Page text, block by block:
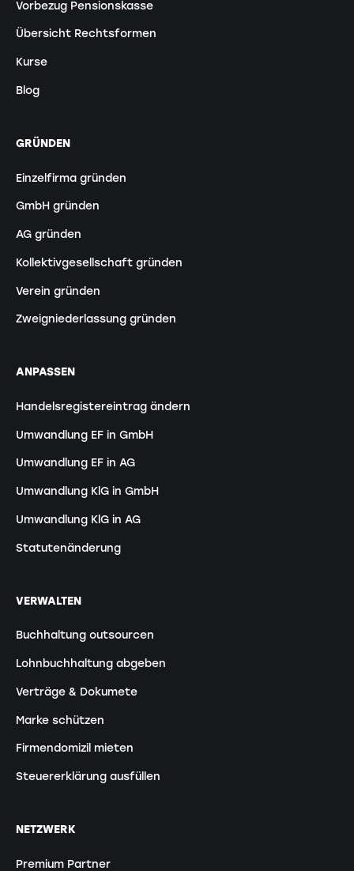
Vorbezug Pensionskasse
Übersicht Rechtsformen
Kurse
Blog
GRÜNDEN
Einzelfirma gründen
GmbH gründen
AG gründen
Kollektivgesellschaft gründen
Verein gründen
Zweigniederlassung gründen
ANPASSEN
Handelsregistereintrag ändern
Umwandlung EF in GmbH
Umwandlung EF in AG
Umwandlung KlG in GmbH
Umwandlung KlG in AG
Statutenänderung
VERWALTEN
Buchhaltung outsourcen
Lohnbuchhaltung abgeben
Verträge & Dokumete
Marke schützen
Firmendomizil mieten
Steuererklärung ausfüllen
NETZWERK
Premium Partner